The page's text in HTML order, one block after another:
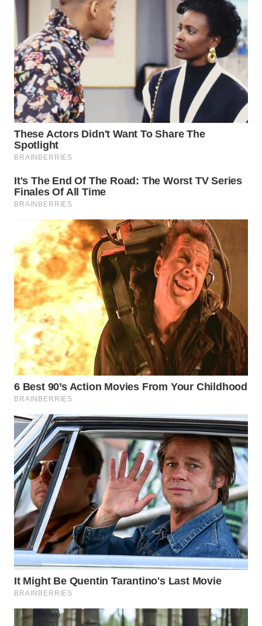
TAPANULI
TENGAH
WN DELI
SERDANG
WN
TEBING
TINGGI
WN
PAKPAK
WN
KARAWANG
WN
BEKASI
WN
BOGOR
WN
DEPOK
WN
TAPANULI
UTARA
WN
SAMOSIR
WN
PADANG
LAWAS
WN
SUMEDANG
WN
CIANJUR
WN
KEPULAUAN